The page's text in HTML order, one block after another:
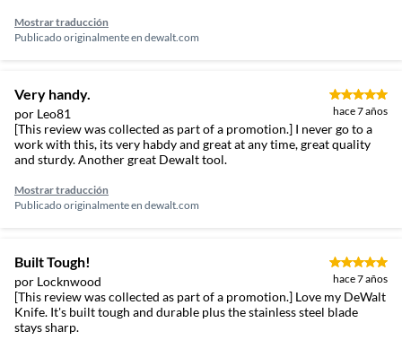
Mostrar traducción
Publicado originalmente en dewalt.com
Very handy.
por Leo81 hace 7 años
[This review was collected as part of a promotion.] I never go to a
work with this, its very habdy and great at any time, great quality
and sturdy. Another great Dewalt tool.
Mostrar traducción
Publicado originalmente en dewalt.com
Built Tough!
por Locknwood hace 7 años
[This review was collected as part of a promotion.] Love my DeWalt
Knife. It's built tough and durable plus the stainless steel blade
stays sharp.